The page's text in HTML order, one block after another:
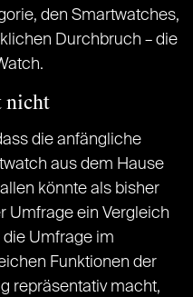
den Smartwatches,
Durchbruch – die
nicht
die anfängliche
aus dem Hause
könnte als bisher
Umfrage ein Vergleich
Umfrage im
Funktionen der
repräsentativ macht,